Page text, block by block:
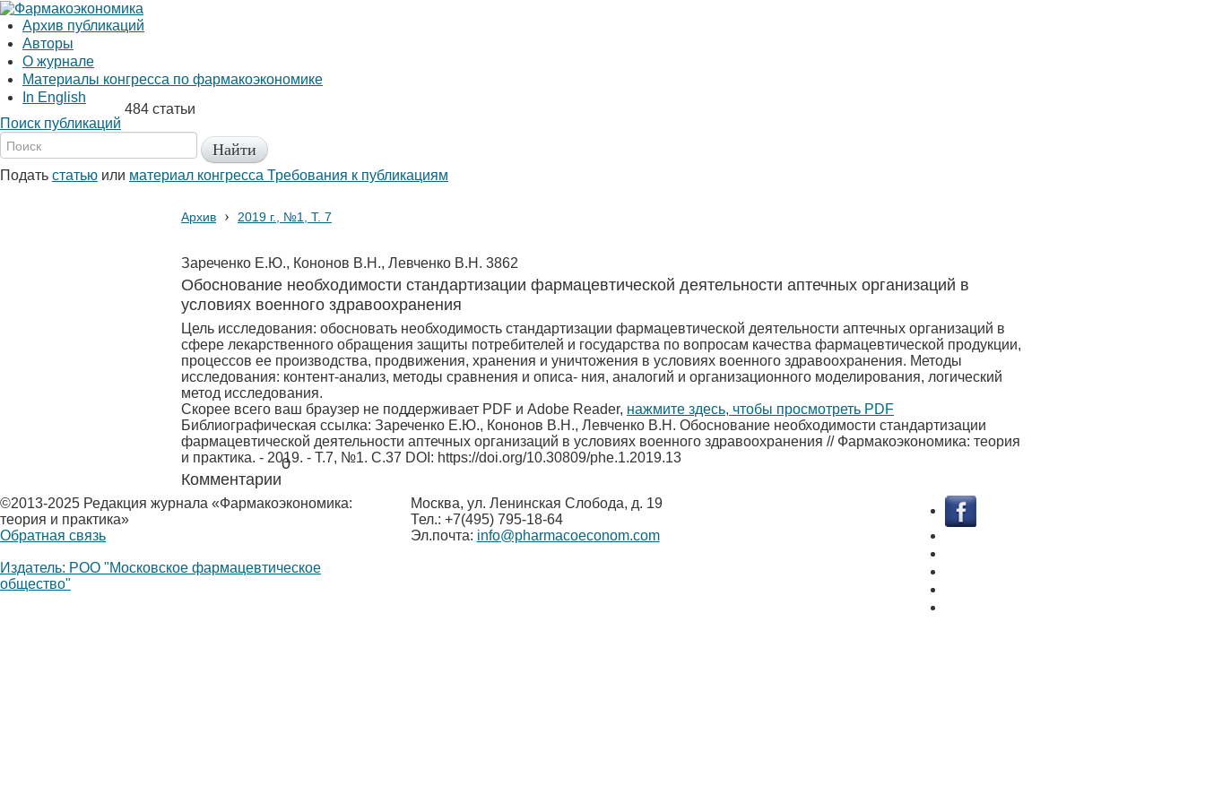
Архив публикаций
Авторы
О журнале
Материалы конгресса по фармакоэкономике
In English
Поиск публикаций
484 статьи
Подать статью или материал конгресса Требования к публикациям
Архив › 2019 г., №1, Т. 7
Зареченко Е.Ю., Кононов В.Н., Левченко В.Н. 3862
Обоснование необходимости стандартизации фармацевтической деятельности аптечных организаций в
условиях военного здравоохранения
Цель исследования: обосновать необходимость стандартизации фармацевтической деятельности аптечных организаций в
сфере лекарственного обращения защиты потребителей и государства по вопросам качества фармацевтической продукции,
процессов ее производства, продвижения, хранения и уничтожения в условиях военного здравоохранения. Методы
исследования: контент-анализ, методы сравнения и описа- ния, аналогий и организационного моделирования, логический
метод исследования.
Скорее всего ваш браузер не поддерживает PDF и Adobe Reader, нажмите здесь, чтобы просмотреть PDF
Библиографическая ссылка: Зареченко Е.Ю., Кононов В.Н., Левченко В.Н. Обоснование необходимости стандартизации
фармацевтической деятельности аптечных организаций в условиях военного здравоохранения // Фармакоэкономика: теория
и практика. - 2019. - Т.7, №1. С.37 DOI: https://doi.org/10.30809/phe.1.2019.13
Комментарии
0
©2013-2025 Редакция журнала «Фармакоэкономика:
теория и практика»
Обратная связь
Издатель: РОО "Московское фармацевтическое
общество"
Москва, ул. Ленинская Слобода, д. 19
Тел.: +7(495) 795-18-64
Эл.почта: info@pharmacoeconom.com